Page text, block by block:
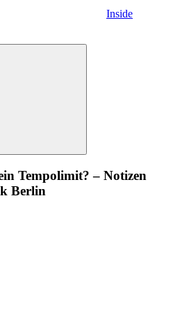
Inside
Tempolimit? – Notizen
Berlin